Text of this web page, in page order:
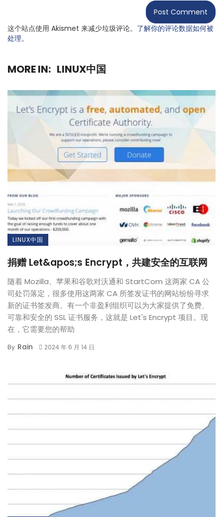
这个站点使用 Akismet 来减少垃圾评论。 了解你的评论数据如何被
处理。
MORE IN: LINUX中国
LINUX中国
捐赠 Let&apos;s Encrypt，共建安全的互联网
随着 Mozilla、苹果和谷歌对沃通和 StartCom 这两家 CA 公
司处罚落定，很多使用这两家 CA 所签发证书的网站纷纷寻求
新的证书签发商。有一个非盈利组织可以为大家提供了免费、
可靠和安全的 SSL 证书服务，这就是 Let's Encrypt 项目。现
在，它需要您的帮助
By Rain 2024 年 6 月 14 日